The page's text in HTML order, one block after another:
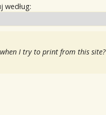
według:
I try to print from this site?